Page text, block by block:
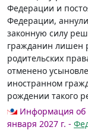
Федерации и
Федерации,
законную силу
гражданин лишен
родительских
отменено
иностранном
рождении такого
Информация об
января 2027 г. -